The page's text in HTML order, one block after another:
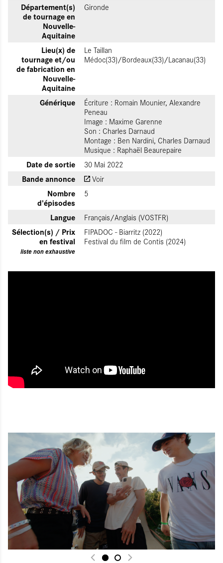
Département(s)
de tournage en
Nouvelle-
Aquitaine
Gironde
Lieu(x) de
tournage et/ou
de fabrication en
Nouvelle-
Aquitaine
Le Taillan
Médoc(33)/Bordeaux(33)/Lacanau(33)
Générique
Écriture : Romain Mounier, Alexandre
Peneau
Image : Maxime Garenne
Son : Charles Darnaud
Montage : Ben Nardini, Charles Darnaud
Musique : Raphaël Beaurepaire
Date de sortie 30 Mai 2022
Bande annonce Voir
Nombre
d'épisodes
5
Langue Français/Anglais (VOSTFR)
Sélection(s) / Prix
en festival
liste non exhaustive
FIPADOC - Biarritz (2022)
Festival du film de Contis (2024)